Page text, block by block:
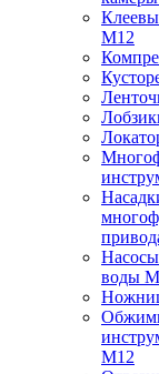
M12
Насосы
воды
M12